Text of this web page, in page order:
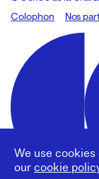
We use
our cookie
Colophon
Design:MarcelNos